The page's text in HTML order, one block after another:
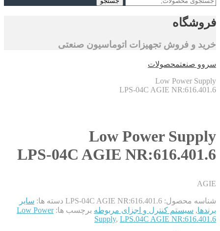
فروشگاه
خرید و فروش تجهیزات اتوماسیون صنعتی
سروو صنعتمحصولات
Low Power Supply
LPS-04C AGIE NR:616.401.6
Low Power Supply
LPS-04C AGIE NR:616.401.6
AGIE
شناسه محصول: LPS-04C AGIE NR:616.401.6 دسته ها: سایر
برندها, سیستم کنترل و اجزای مربوطه برچسب ها:Low Power
Supply, LPS.04C AGIE NR:616.401.6